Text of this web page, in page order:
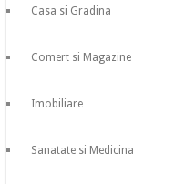
Casa si Gradina
Comert si Magazine
Imobiliare
Sanatate si Medicina